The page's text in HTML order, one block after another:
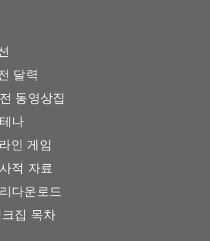
달력
동영상집
나
인 게임
적 자료
다운로드
크집 목차